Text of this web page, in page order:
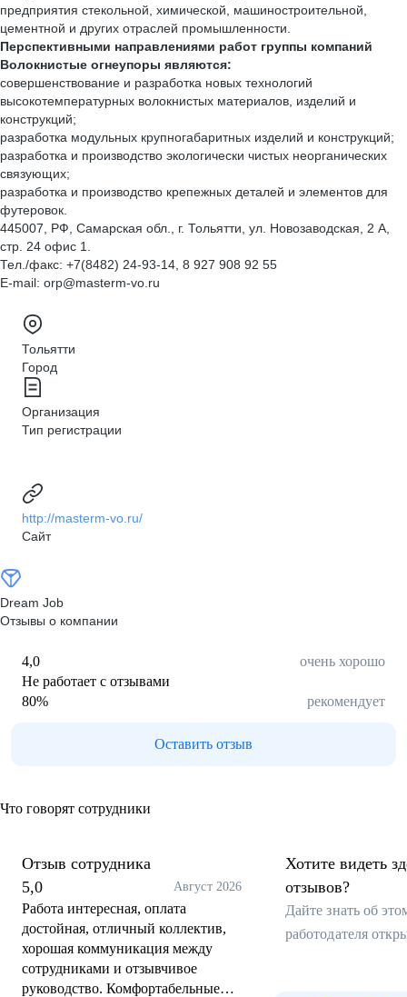
предприятия стекольной, химической, машиностроительной,
цементной и других отраслей промышленности.
Перспективными направлениями работ группы компаний
Волокнистые огнеупоры являются:
совершенствование и разработка новых технологий
высокотемпературных волокнистых материалов, изделий и
конструкций;
разработка модульных крупногабаритных изделий и конструкций;
разработка и производство экологически чистых неорганических
связующих;
разработка и производство крепежных деталей и элементов для
футеровок.
445007, РФ, Самарская обл., г. Тольятти, ул. Новозаводская, 2 А,
стр. 24 офис 1.
Тел./факс: +7(8482) 24-93-14, 8 927 908 92 55
Е-mail: orp@masterm-vo.ru
Тольятти
Город
Организация
Тип регистрации
http://masterm-vo.ru/
Сайт
Dream Job
Отзывы о компании
4,0
очень хорошо
Не работает с отзывами
80% рекомендует
Оставить отзыв
Что говорят сотрудники
Отзыв сотрудника
5,0
Август 2026
Работа интересная, оплата
достойная, отличный коллектив,
хорошая коммуникация между
сотрудниками и отзывчивое
руководство. Комфортабельные
Хотите видеть
отзывов?
Дайте знать об
работодателя